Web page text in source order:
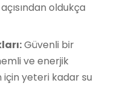
oldukça
Güvenli bir
ve enerjik
yeteri kadar su